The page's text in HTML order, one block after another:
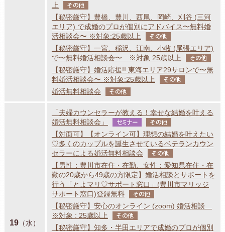
上
その他
【秘密厳守】豊橋、豊川、西尾、岡崎、刈谷 (三河
エリア) で成婚のプロが個別にアドバイス〜無料婚
活相談会〜 ※対象:25歳以上
その他
【秘密厳守】一宮、稲沢、江南、小牧 (尾張エリア)
で〜無料婚活相談会〜 ※対象:25歳以上
その他
【秘密厳守】婚活応援!! 東海エリア29サロンで〜無
料婚活相談会〜 ※対象:25歳以上
その他
婚活無料相談会 その他
19（水）
「夫婦カウンセラーが教える！幸せな結婚を叶える
婚活無料相談会」
セミナー その他
【対面可】【オンライン可】理想の結婚を叶えたい
♡多くのカップルを誕生させているベテランカウン
セラーによる婚活無料相談会
その他
【男性：豊川市在住・在勤、女性：愛知県在住・在
勤の20歳から49歳の方限定】婚活相談とサポートを
行う「とよマリ♡サポート窓口」(豊川市マリッジ
サポート窓口)登録無料
その他
【秘密厳守】安心のオンライン (zoom) 婚活相談
※対象 : 25歳以上
その他
【秘密厳守】知多・半田エリアで成婚のプロが個別